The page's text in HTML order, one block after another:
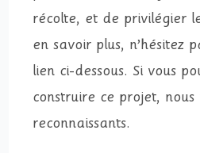
récolte, et de privilégier
en savoir plus, n’hésitez
lien ci-dessous. Si vous
construire ce projet, nous
reconnaissants.